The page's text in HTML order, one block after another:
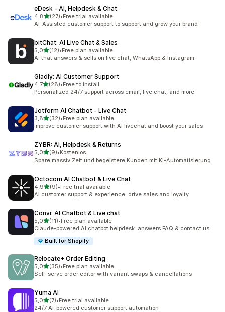
eDesk ‑ AI, Helpdesk & Chat
4,8na 5 gwiazdek
(27)
Łączna liczba recenzji: 27
•Free trial available
AI-Assisted customer support to support and grow your brand
bitChat: AI Live Chat & Sales
5,0na 5 gwiazdek
(12)
Łączna liczba recenzji: 12
•Free plan available
AI that answers & sells on live chat, WhatsApp & Instagram
Gladly: AI Customer Support
4,7na 5 gwiazdek
(28)
Łączna liczba recenzji: 28
•Free to install
Personalized 24/7 support across email, live chat, and more.
Jotform AI Chatbot ‑ Live Chat
3,8na 5 gwiazdek
(32)
Łączna liczba recenzji: 32
•Free plan available
Improve customer support with AI livechat and boost your sales
ZYBR: AI, Helpdesk & Returns
5,0na 5 gwiazdek
(9)
Łączna liczba recenzji: 9
•Kostenlos
Spare massiv Zeit und begeistere Kunden mit KI-Automatisierung
Octocom AI Chatbot & Live Chat
4,9na 5 gwiazdek
(9)
Łączna liczba recenzji: 9
•Free trial available
AI customer support & experience, drive sales and loyalty
Convi: AI Chatbot & Live chat
5,0na 5 gwiazdek
(11)
Łączna liczba recenzji: 11
•Free plan available
Claude-powered AI chatbot helpdesk. answers FAQ & contact us
Built for Shopify
Relocate+ Order Editing
5,0na 5 gwiazdek
(35)
Łączna liczba recenzji: 35
•Free plan available
Self-serve order editor with variant swaps & cancellations
Yuma AI
5,0na 5 gwiazdek
(7)
Łączna liczba recenzji: 7
•Free trial available
24/7 AI-powered customer support automation